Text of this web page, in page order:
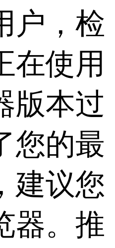
户，检
在使用
版本过
您的最
建议您
器。推